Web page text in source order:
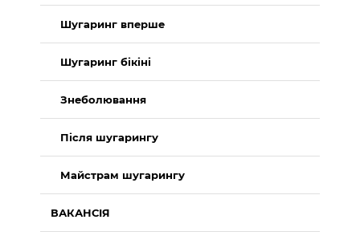
Шугаринг вперше
Шугаринг бікіні
Знеболювання
Після шугарингу
Майстрам шугарингу
ВАКАНСІЯ